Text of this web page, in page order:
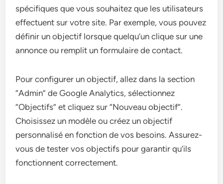
spécifiques que vous souhaitez que les utilisateurs
effectuent sur votre site. Par exemple, vous pouvez
définir un objectif lorsque quelqu’un clique sur une
annonce ou remplit un formulaire de contact.
Pour configurer un objectif, allez dans la section
“Admin” de Google Analytics, sélectionnez
“Objectifs” et cliquez sur “Nouveau objectif”.
Choisissez un modèle ou créez un objectif
personnalisé en fonction de vos besoins. Assurez-
vous de tester vos objectifs pour garantir qu’ils
fonctionnent correctement.